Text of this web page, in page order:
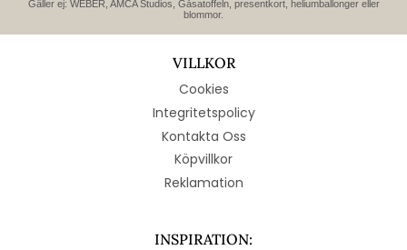
Gäller ej: WEBER, AMCA Studios, Gåsatoffeln, presentkort, heliumballonger eller
blommor.
VILLKOR
Cookies
Integritetspolicy
Kontakta Oss
Köpvillkor
Reklamation
INSPIRATION: